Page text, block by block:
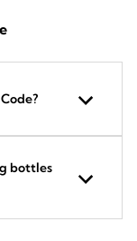
bottles